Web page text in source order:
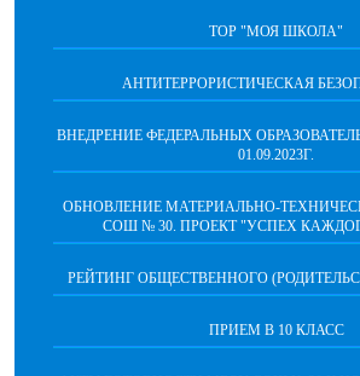
ТОР "МОЯ ШКОЛА"
АНТИТЕРРОРИСТИЧЕСКАЯ
ВНЕДРЕНИЕ ФЕДЕРАЛЬНЫХ
01.09.2023Г.
ОБНОВЛЕНИЕ МАТЕРИАЛЬНО-
СОШ № 30. ПРОЕКТ "УСПЕХ
РЕЙТИНГ ОБЩЕСТВЕННОГО
ПРИЕМ В 10 КЛАСС